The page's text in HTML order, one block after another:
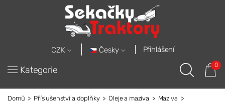
CZK Česky Přihlášení
Kategorie 0
Domů Příslušenství a doplňky Oleje a maziva
Maziva